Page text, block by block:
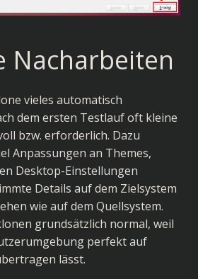
Nacharbeiten
vieles automatisch
dem ersten Testlauf oft kleine
bzw. erforderlich. Dazu
Anpassungen an Themes,
Desktop-Einstellungen
Details auf dem Zielsystem
wie auf dem Quellsystem.
grundsätzlich normal, weil
perfekt auf
lässt.